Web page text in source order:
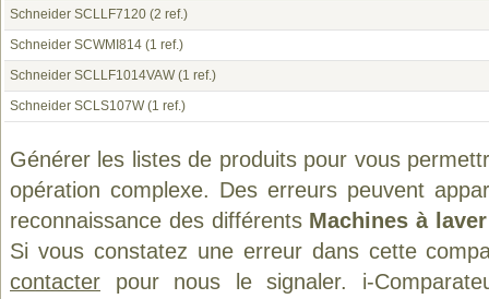
Schneider SCLLF7120 (2 ref.)
Schneider SCWMI814 (1 ref.)
Schneider SCLLF1014VAW(1 ref.)
Schneider SCLS107W(1 ref.)
Générer les listes de produits pour vous
opération complexe. Des erreurs peuvent
reconnaissance des différents Machines à laver
Si vous constatez une erreur dans cette
contacter pour nous le signaler. i-